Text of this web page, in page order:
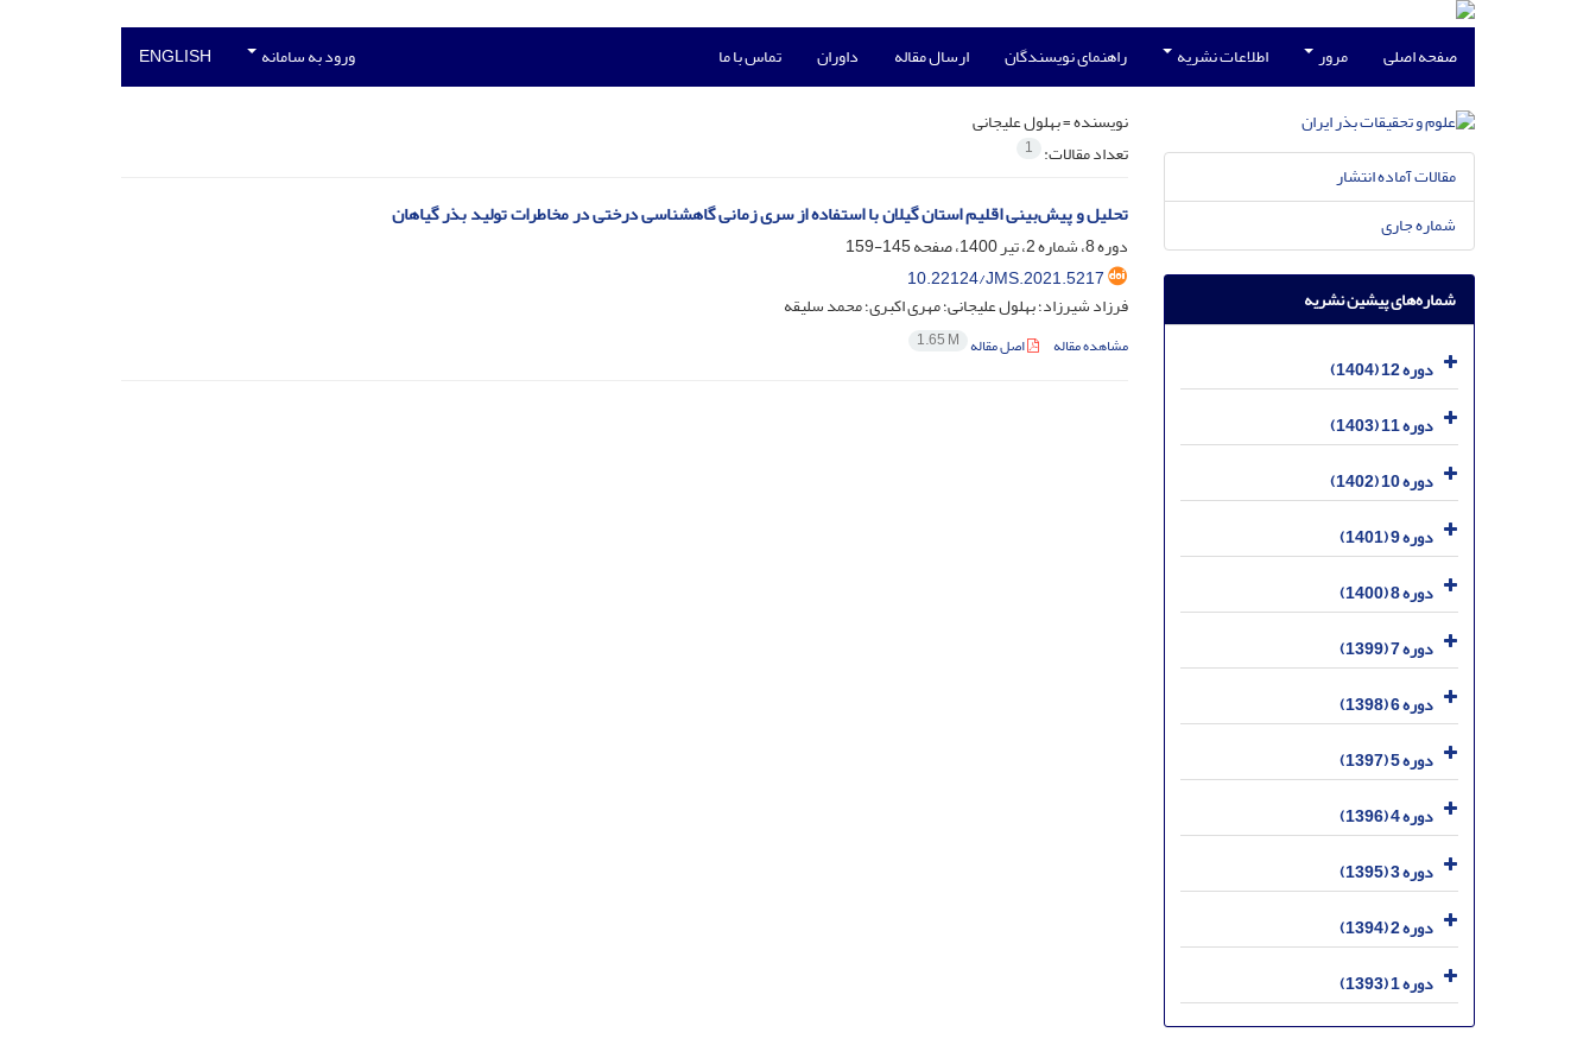
صفحه اصلی مرور اطلاعات نشریه راهنمای نویسندگان ارسال مقاله داوران تماس با ما ورود به سامانه ENGLISH
نویسنده =بهلول علیجانی
تعداد مقالات: 1
تحلیل و پیش‌بینی اقلیم استان گیلان با استفاده از سری زمانی گاهشناسی درختی در مخاطرات تولید بذر گیاهان
دوره 8، شماره 2، تیر 1400، صفحه
145-159
10.22124/JMS.2021.5217
فرزاد شیرزاد؛ بهلول علیجانی؛ مهری اکبری؛ محمد سلیقه
مشاهده مقاله اصل مقاله 1.65 M
مقالات آماده انتشار
شماره جاری
شماره‌های پیشین نشریه
دوره 12 (1404)
دوره 11 (1403)
دوره 10 (1402)
دوره 9 (1401)
دوره 8 (1400)
دوره 7 (1399)
دوره 6 (1398)
دوره 5 (1397)
دوره 4 (1396)
دوره 3 (1395)
دوره 2 (1394)
دوره 1 (1393)